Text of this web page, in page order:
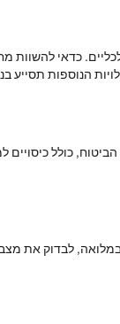
כדאי להשוות
הנוספות תסייע
כולל כיסויים
לבדוק את